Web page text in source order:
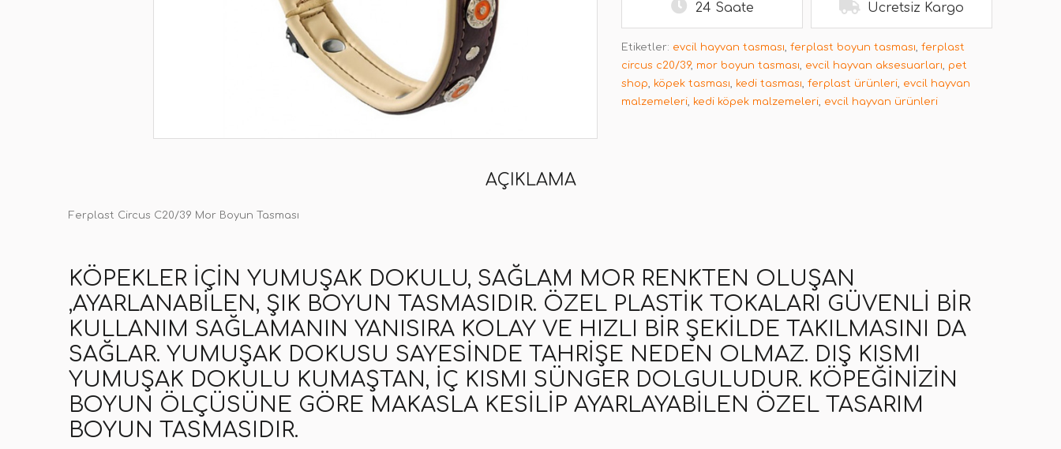
24 Saate Ücretsiz Kargo
Etiketler: evcil hayvan tasması, ferplast boyun tasması, ferplast
circus c20/39, mor boyun tasması, evcil hayvan aksesuarları, pet
shop, köpek tasması, kedi tasması, ferplast ürünleri, evcil hayvan
malzemeleri, kedi köpek malzemeleri, evcil hayvan ürünleri
AÇIKLAMA
Ferplast Circus C20/39 Mor Boyun Tasması
KÖPEKLER IÇIN YUMUŞAK DOKULU, SAĞLAM MOR RENKTEN OLUŞAN
,AYARLANABILEN, ŞIK BOYUN TASMASIDIR. ÖZEL PLASTIK TOKALARI GÜVENLI BIR
KULLANIM SAĞLAMANIN YANISIRA KOLAY VE HIZLI BIR ŞEKILDE TAKILMASINI DA
SAĞLAR. YUMUŞAK DOKUSU SAYESINDE TAHRIŞE NEDEN OLMAZ. DIŞ KISMI
YUMUŞAK DOKULU KUMAŞTAN, IÇ KISMI SÜNGER DOLGULUDUR. KÖPEĞINIZIN
BOYUN ÖLÇÜSÜNE GÖRE MAKASLA KESILIP AYARLAYABILEN ÖZEL TASARIM
BOYUN TASMASIDIR.